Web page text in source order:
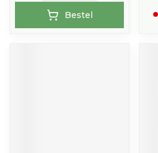
Bestel